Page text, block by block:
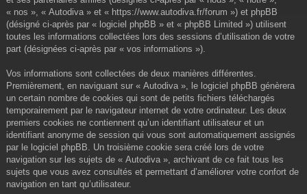
« nos », « Autodiva » et « https://www.autodiva.fr/forum ») et phpBB
(désigné ci-après par « logiciel phpBB » et « phpBB Limited ») utilisent
toutes les informations collectées lors des sessions d’utilisation de votre
part (désignées ci-après par « vos informations »).
Vos informations sont collectées de deux manières différentes.
Premièrement, en naviguant sur « Autodiva », le logiciel phpBB génèrera
un certain nombre de cookies qui sont de petits fichiers téléchargés
temporairement par le navigateur internet de votre ordinateur. Les deux
premiers cookies ne contiennent qu’un identifiant utilisateur et un
identifiant anonyme de session qui vous sont automatiquement assignés
par le logiciel phpBB. Un troisième cookie sera créé lors de votre
navigation sur les sujets de « Autodiva », archivant de ce fait tous les
sujets que vous avez consultés et permettant d’améliorer votre confort de
navigation en tant qu’utilisateur.